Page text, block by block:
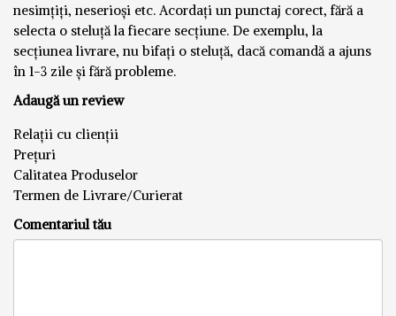
nesimțiți, neserioși etc. Acordați un punctaj corect, fără a
selecta o steluță la fiecare secțiune. De exemplu, la
secțiunea livrare, nu bifați o steluță, dacă comandă a ajuns
în 1-3 zile și fără probleme.
Adaugă un review
Relații cu clienții
Prețuri
Calitatea Produselor
Termen de Livrare/Curierat
Comentariul tău